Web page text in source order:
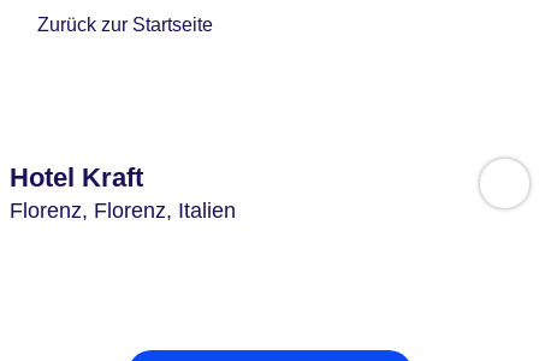
Zurück zur Startseite
Hotel Kraft
Florenz, Florenz, Italien